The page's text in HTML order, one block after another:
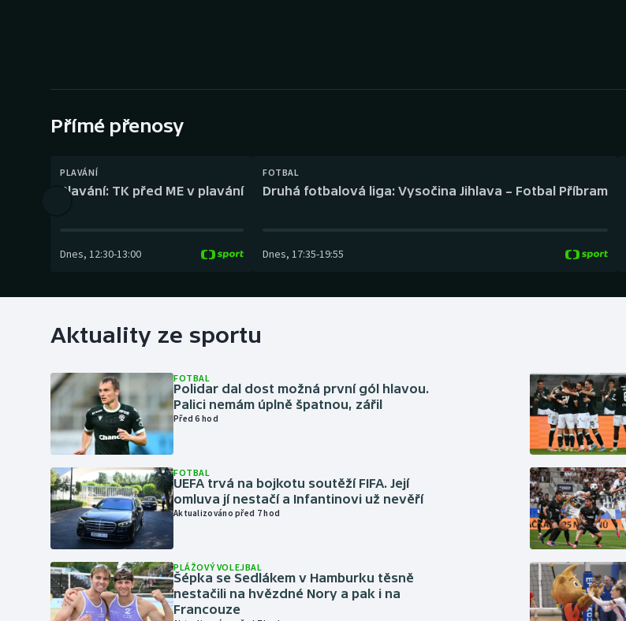
Gymnastika Plážový volejbal
Přímé přenosy
PLAVÁNÍ
Plavání: TK před ME v plavání
Dnes, 12:30-13:00
FOTBAL
Druhá fotbalová liga: Vysočina Jihlava – Fotbal Příbram
Dnes, 17:35-19:55
Aktuality ze sportu
FOTBAL
Polidar dal dost možná první gól hlavou.
Palici nemám úplně špatnou, zářil
Před 6 hod
FOTBAL
UEFA trvá na bojkotu soutěží FIFA. Její
omluva jí nestačí a Infantinovi už nevěří
Aktualizováno před 7 hod
PLÁŽOVÝ VOLEJBAL
Šépka se Sedlákem v Hamburku těsně
nestačili na hvězdné Nory a pak i na
Francouze